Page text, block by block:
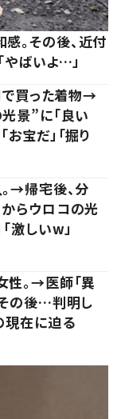
。その後、近付
やばいよ…」
買った着物→
景”に「良い
宝だ」「掘り
→帰宅後、分
らウロコの光
激しいw」
。→医師「異
の後…判明し
現在に迫る